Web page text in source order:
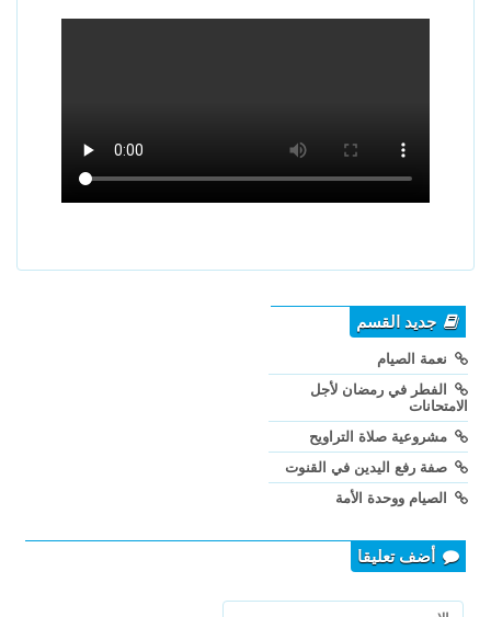
جديد القسم
نعمة الصيام
الفطر في رمضان لأجل
الامتحانات
مشروعية صلاة التراويح
صفة رفع اليدين في القنوت
الصيام ووحدة الأمة
أضف تعليقا